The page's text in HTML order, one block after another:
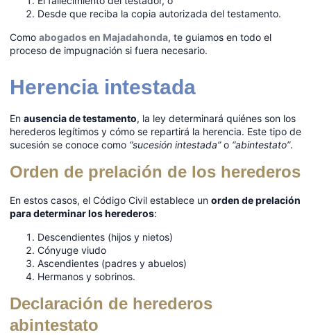
Desde que reciba la copia autorizada del testamento.
Como abogados en Majadahonda, te guiamos en todo el
proceso de impugnación si fuera necesario.
Herencia intestada
En ausencia de testamento, la ley determinará quiénes son los
herederos legítimos y cómo se repartirá la herencia. Este tipo de
sucesión se conoce como “sucesión intestada”o “abintestato”.
Orden de prelación de los herederos
En estos casos, el Código Civil establece un orden de prelación
para determinar los herederos:
Descendientes (hijos y nietos)
Cónyuge viudo
Ascendientes (padres y abuelos)
Hermanos y sobrinos.
Declaración de herederos
abintestato